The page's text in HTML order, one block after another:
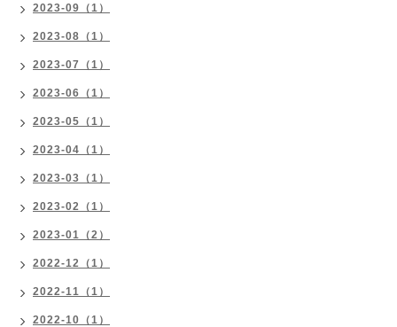
2023-09（1）
2023-08（1）
2023-07（1）
2023-06（1）
2023-05（1）
2023-04（1）
2023-03（1）
2023-02（1）
2023-01（2）
2022-12（1）
2022-11（1）
2022-10（1）